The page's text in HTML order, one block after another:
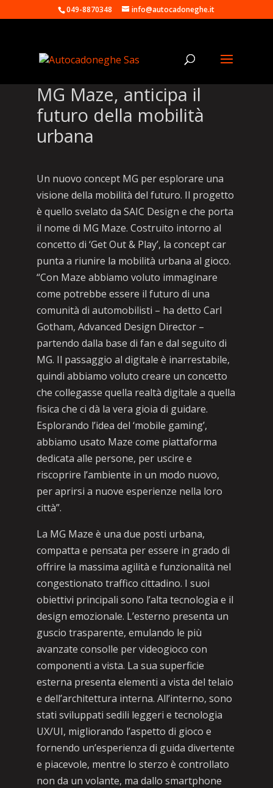
049-8870348 info@autocadoneghe.it
MG Maze, anticipa il
futuro della mobilità
urbana
Un nuovo concept MG per esplorare una
visione della mobilità del futuro. Il progetto
è quello svelato da SAIC Design e che porta
il nome di MG Maze. Costruito intorno al
concetto di ‘Get Out & Play’, la concept car
punta a riunire la mobilità urbana al gioco.
“Con Maze abbiamo voluto immaginare
come potrebbe essere il futuro di una
comunità di automobilisti – ha detto Carl
Gotham, Advanced Design Director –
partendo dalla base di fan e dal seguito di
MG. Il passaggio al digitale è inarrestabile,
quindi abbiamo voluto creare un concetto
che collegasse quella realtà digitale a quella
fisica che ci dà la vera gioia di guidare.
Esplorando l’idea del ‘mobile gaming’,
abbiamo usato Maze come piattaforma
dedicata alle persone, per uscire e
riscoprire l’ambiente in un modo nuovo,
per aprirsi a nuove esperienze nella loro
città”.
La MG Maze è una due posti urbana,
compatta e pensata per essere in grado di
offrire la massima agilità e funzionalità nel
congestionato traffico cittadino. I suoi
obiettivi principali sono l’alta tecnologia e il
design emozionale. L’esterno presenta un
guscio trasparente, emulando le più
avanzate consolle per videogioco con
componenti a vista. La sua superficie
esterna presenta elementi a vista del telaio
e dell’architettura interna. All’interno, sono
stati sviluppati sedili leggeri e tecnologia
UX/UI, migliorando l’aspetto di gioco e
fornendo un’esperienza di guida divertente
e piacevole, mentre lo sterzo è controllato
non da un volante, ma dallo smartphone